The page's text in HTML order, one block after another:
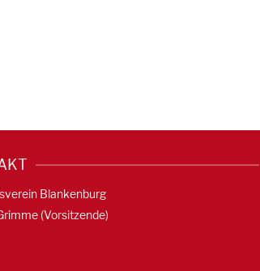
Blankenburg
(Vorsitzende)